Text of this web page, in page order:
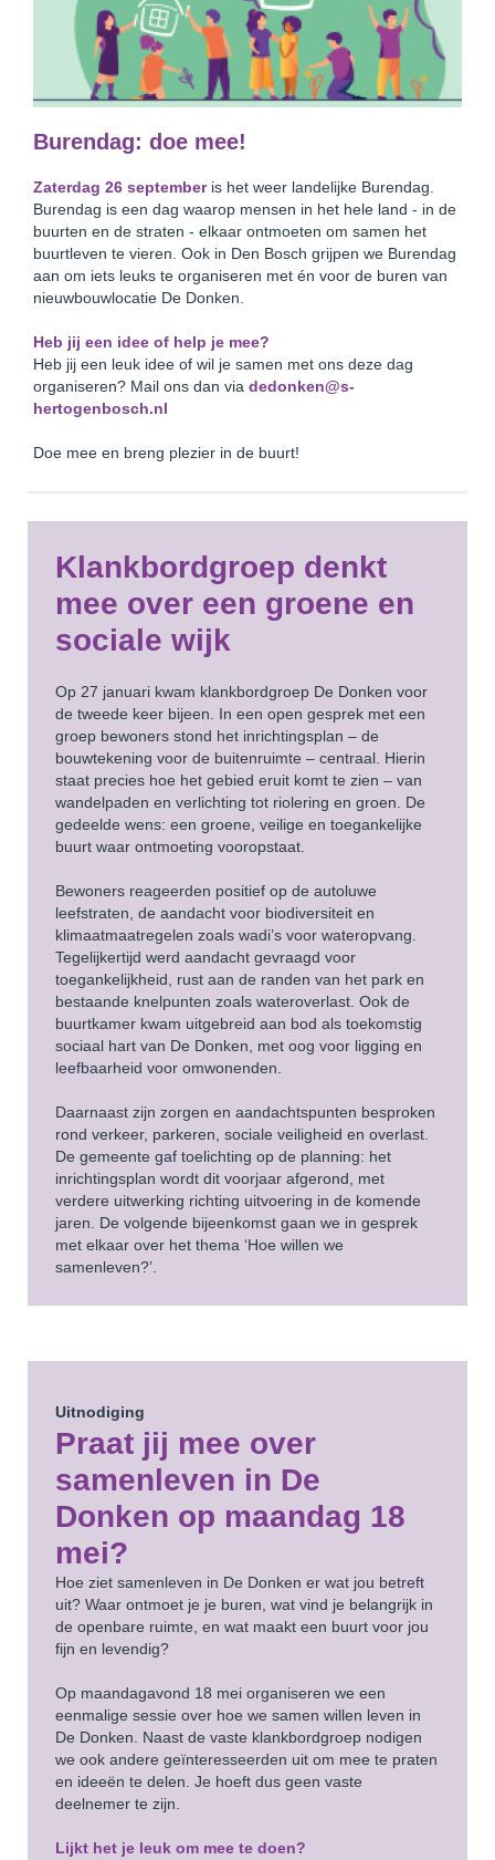
Burendag: doe mee!
Zaterdag 26 septemberis het weer landelijke Burendag.
Burendag is een dag waarop mensen in het hele land - in de
buurten en de straten - elkaar ontmoeten om samen het
buurtleven te vieren. Ook in Den Bosch grijpen we Burendag
aan om iets leuks te organiseren met én voor de buren van
nieuwbouwlocatie De Donken.
Heb jij een idee of help je mee?
Heb jij een leuk idee of wil je samen met ons deze dag
organiseren? Mail ons dan via dedonken@s-
hertogenbosch.nl
Doe mee en breng plezier in de buurt!
Klankbordgroep denkt
mee over een groene en
sociale wijk
Op 27 januari kwam klankbordgroep De Donken voor
de tweede keer bijeen. In een open gesprek met een
groep bewoners stond het inrichtingsplan – de
bouwtekening voor de buitenruimte – centraal. Hierin
staat precies hoe het gebied eruit komt te zien – van
wandelpaden en verlichting tot riolering en groen. De
gedeelde wens: een groene, veilige en toegankelijke
buurt waar ontmoeting vooropstaat.
Bewoners reageerden positief op de autoluwe
leefstraten, de aandacht voor biodiversiteit en
klimaatmaatregelen zoals wadi’s voor wateropvang.
Tegelijkertijd werd aandacht gevraagd voor
toegankelijkheid, rust aan de randen van het park en
bestaande knelpunten zoals wateroverlast. Ook de
buurtkamer kwam uitgebreid aan bod als toekomstig
sociaal hart van De Donken, met oog voor ligging en
leefbaarheid voor omwonenden.
Daarnaast zijn zorgen en aandachtspunten besproken
rond verkeer, parkeren, sociale veiligheid en overlast.
De gemeente gaf toelichting op de planning: het
inrichtingsplan wordt dit voorjaar afgerond, met
verdere uitwerking richting uitvoering in de komende
jaren. De volgende bijeenkomst gaan we in gesprek
met elkaar over het thema ‘Hoe willen we
samenleven?’.
Uitnodiging
Praat jij mee over
samenleven in De
Donken op maandag 18
mei?
Hoe ziet samenleven in De Donken er wat jou betreft
uit? Waar ontmoet je je buren, wat vind je belangrijk in
de openbare ruimte, en wat maakt een buurt voor jou
fijn en levendig?
Op maandagavond 18 mei organiseren we een
eenmalige sessie over hoe we samen willen leven in
De Donken. Naast de vaste klankbordgroep nodigen
we ook andere geïnteresseerden uit om mee te praten
en ideeën te delen. Je hoeft dus geen vaste
deelnemer te zijn.
Lijkt het je leuk om mee te doen?